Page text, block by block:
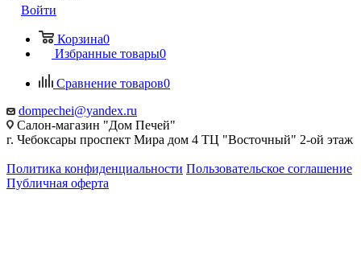
Войти
Корзина0
Избранные товары0
Сравнение товаров0
dompechei@yandex.ru
Салон-магазин "Дом Печей"
г. Чебоксары проспект Мира дом 4 ТЦ "Восточный" 2-ой этаж
Политика конфиденциальности Пользовательское соглашение
Публичная оферта